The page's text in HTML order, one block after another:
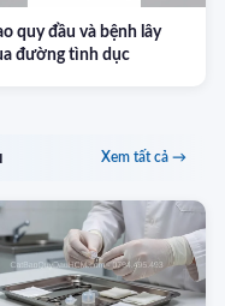
quy đầu và bệnh lây
đường tình dục
Xem tất cả →